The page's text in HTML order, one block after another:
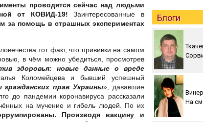
проводятся сейчас над людьми
от КОВИД-19! Заинтересованные в
за помощь в страшных экспериментах
тот факт, что прививки на самом
в чём можно убедиться, просмотрев
здоровья: новые данные о вреде
Коломейцева и бывший успешный
прав Украины», дававшие
до пандемии коронавируса рассказали
на мучение и гибель людей. По их
Производя вакцину и
Блоги
На